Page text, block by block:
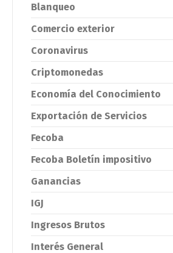
Blanqueo
Comercio exterior
Coronavirus
Criptomonedas
Economía del Conocimiento
Exportación de Servicios
Fecoba
Fecoba Boletín impositivo
Ganancias
IGJ
Ingresos Brutos
Interés General